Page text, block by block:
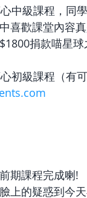
中級課程，同
喜歡課堂內容
捐款喵星
初級課程（有
期課程完成喇!
上的疑惑到今